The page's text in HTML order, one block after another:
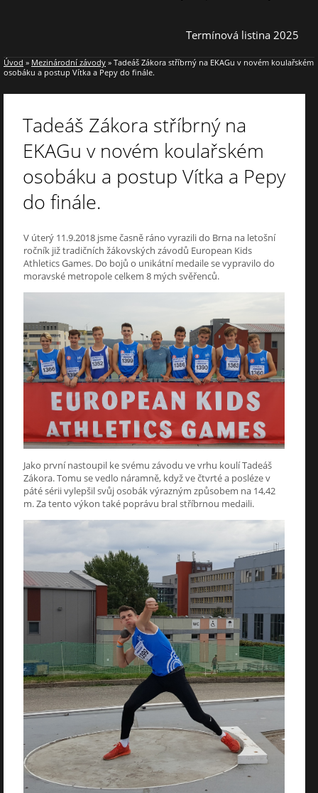
Termínová listina 2025
Úvod » Mezinárodní závody » Tadeáš Zákora stříbrný na EKAGu v novém koulařském
osobáku a postup Vítka a Pepy do finále.
Tadeáš Zákora stříbrný na
EKAGu v novém koulařském
osobáku a postup Vítka a Pepy
do finále.
V úterý 11.9.2018 jsme časně ráno vyrazili do Brna na letošní
ročník již tradičních žákovských závodů European Kids
Athletics Games. Do bojů o unikátní medaile se vypravilo do
moravské metropole celkem 8 mých svěřenců.
Jako první nastoupil ke svému závodu ve vrhu koulí Tadeáš
Zákora. Tomu se vedlo náramně, když ve čtvrté a posléze v
páté sérii vylepšil svůj osobák výrazným způsobem na 14,42
m. Za tento výkon také poprávu bral stříbrnou medaili.